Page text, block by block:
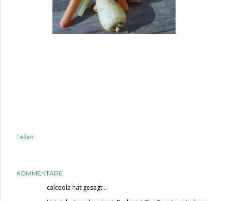
Teilen
KOMMENTARE
calceola hat gesagt…